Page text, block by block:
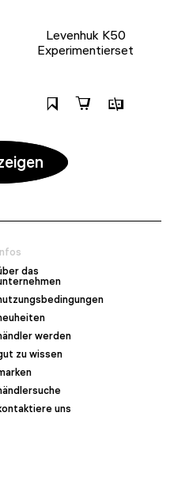
Levenhuk K50
Experimentierset
das
werden
zu wissen
uns